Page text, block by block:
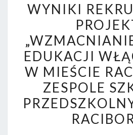
DO
W
WYNIKI
EDUKACJI
W MIEŚCIE
ZESPOLE